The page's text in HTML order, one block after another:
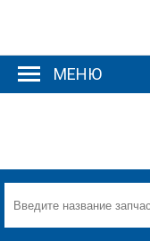
МЕНЮ